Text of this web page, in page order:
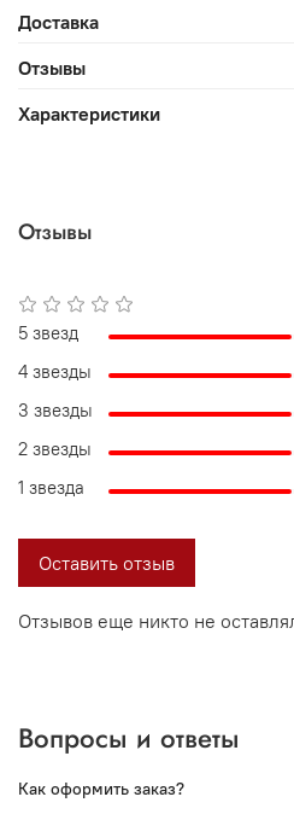
Доставка
Отзывы
Характеристики
Отзывы
Отзывов еще никто не
5 звезд
4 звезды
3 звезды
2 звезды
1 звезда
Оставить отзыв
Вопросы и ответы
Как оформить заказ?